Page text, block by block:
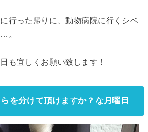
行った帰りに、動物病院に行くシベ
。
も宜しくお願い致します！
を分けて頂けますか？な月曜日